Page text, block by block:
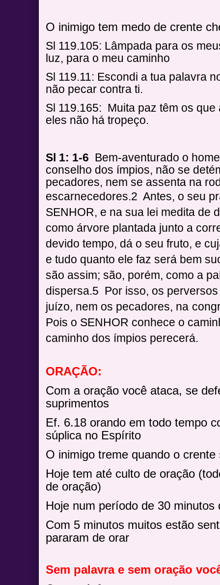
O inimigo tem medo de crente
Sl 119.105: Lâmpada para os
luz, para o meu caminho
Sl 119.11: Escondi a tua palavra
não pecar contra ti.
Sl 119.165: Muita paz têm os
eles não há tropeço.
Sl 1: 1-6 Bem-aventurado o
conselho dos ímpios, não se
pecadores, nem se assenta na
escarnecedores.2 Antes, o seu
SENHOR, e na sua lei medita de
como árvore plantada junto a
devido tempo, dá o seu fruto, e
e tudo quanto ele faz será bem
são assim; são, porém, como a
dispersa.5 Por isso, os
juízo, nem os pecadores, na
Pois o SENHOR conhece o
caminho dos ímpios perecerá.
ORAÇÃO:
Com a oração você ataca, se
suprimentos
Ef. 6.18 orando em todo tempo
súplica no Espírito
O inimigo treme quando o
Hoje tem até culto de oração
de oração)
Hoje num período de 30
Com 5 minutos muitos estão
pararam de orar
Sem palavra e sem oração